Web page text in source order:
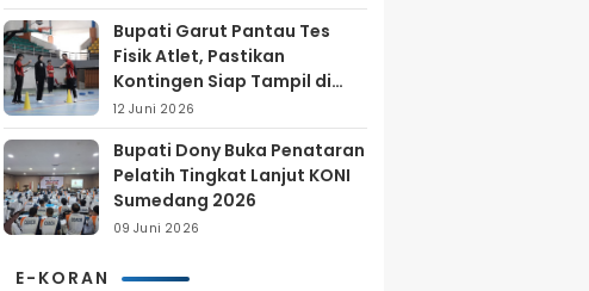
Bupati Garut Pantau Tes
Fisik Atlet, Pastikan
Kontingen Siap Tampil di
Porprov 2026
12 Juni 2026
Bupati Dony Buka Penataran
Pelatih Tingkat Lanjut KONI
Sumedang 2026
09 Juni 2026
E-KORAN